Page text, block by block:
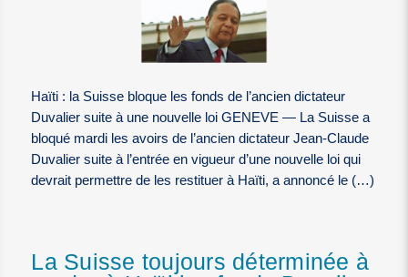
Haïti : la Suisse bloque les fonds de l’ancien dictateur
Duvalier suite à une nouvelle loi GENEVE — La Suisse a
bloqué mardi les avoirs de l’ancien dictateur Jean-Claude
Duvalier suite à l’entrée en vigueur d’une nouvelle loi qui
devrait permettre de les restituer à Haïti, a annoncé le (…)
La Suisse toujours déterminée à